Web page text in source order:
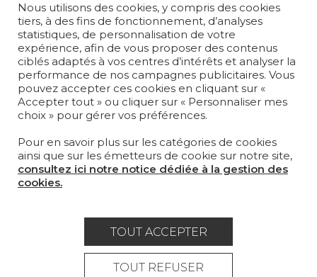
MOBILIER
PROJETS
SUR-MESURE
MAGAZINE
LA MAISON
OÙ NOUS TROUVER ?
Carrière Contact
Lexique
Mentions légales
Nous utilisons des cookies, y compris des cookies
tiers, à des fins de fonctionnement, d’analyses
statistiques, de personnalisation de votre
expérience, afin de vous proposer des contenus
ciblés adaptés à vos centres d’intérêts et analyser la
performance de nos campagnes publicitaires. Vous
pouvez accepter ces cookies en cliquant sur «
Accepter tout » ou cliquer sur « Personnaliser mes
choix » pour gérer vos préférences.
Pour en savoir plus sur les catégories de cookies
ainsi que sur les émetteurs de cookie sur notre site,
consultez ici notre notice dédiée à la gestion des
cookies.
TOUT ACCEPTER
TOUT REFUSER